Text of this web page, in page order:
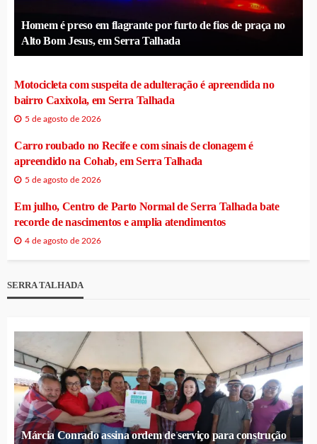
Homem é preso em flagrante por furto de fios de praça no
Alto Bom Jesus, em Serra Talhada
Motocicleta com suspeita de adulteração é apreendida no
bairro Caxixola, em Serra Talhada
5 de agosto de 2026
Carro roubado no Recife e com sinais de clonagem é
apreendido na Cohab, em Serra Talhada
5 de agosto de 2026
Em julho, Centro de Parto Normal de Serra Talhada bate
recorde de nascimentos e amplia atendimentos
4 de agosto de 2026
SERRA TALHADA
Márcia Conrado assina ordem de serviço para construção